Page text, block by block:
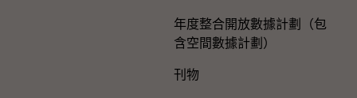
年度整合開放數據計劃（包
含空間數據計劃）
刊物